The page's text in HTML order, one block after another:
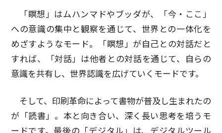
「瞑想」はムハンマドやブッダが、「今・ここ」
への意識の集中と観察を通じて、世界との一体化を
めざすようなモード。「瞑想」が自己との対話だと
すれば、「対話」は他者との対話を通じて、自らの
意識を共有し、世界認識を広げていくモードです。
そして、印刷革命によって書物が普及し生まれたの
が「読書」。本と向き合い、深く長い思考を培うモ